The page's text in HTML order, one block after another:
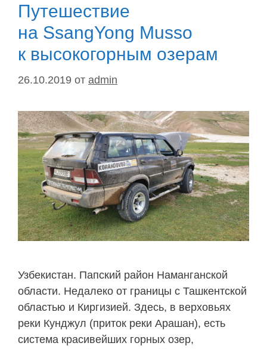
Путешествие
на SsangYong Musso
к высокогорным озерам
26.10.2019 от admin
Узбекистан. Папский район Наманганской
области. Недалеко от границы с Ташкентской
областью и Киргизией. Здесь, в верховьях
реки Кунджул (приток реки Арашан), есть
система красивейших горных озер,